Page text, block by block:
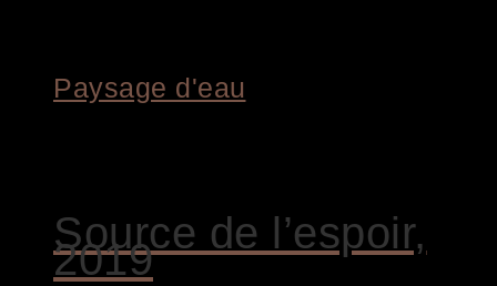
Paysage d'eau
Source de l’espoir,
2019